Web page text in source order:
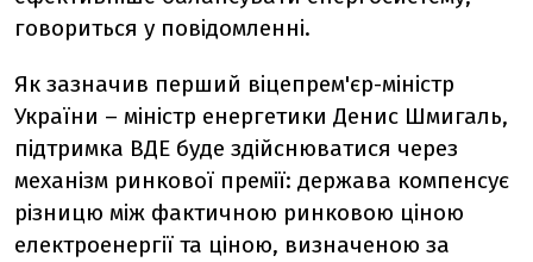
говориться у повідомленні.
Як зазначив перший віцепрем'єр-міністр
України – міністр енергетики Денис Шмигаль,
підтримка ВДЕ буде здійснюватися через
механізм ринкової премії: держава компенсує
різницю між фактичною ринковою ціною
електроенергії та ціною, визначеною за